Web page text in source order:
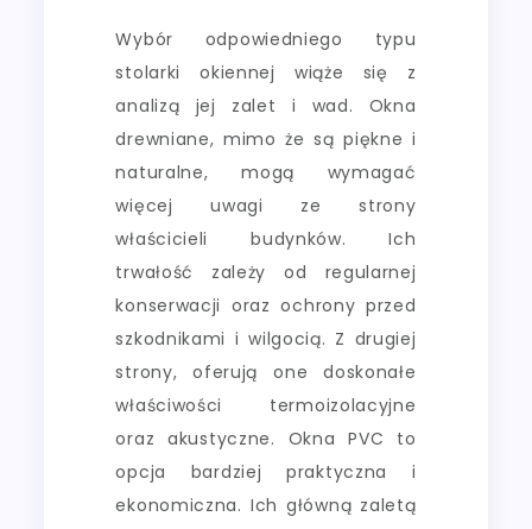
Wybór odpowiedniego typu
stolarki okiennej wiąże się z
analizą jej zalet i wad. Okna
drewniane, mimo że są piękne i
naturalne, mogą wymagać
więcej uwagi ze strony
właścicieli budynków. Ich
trwałość zależy od regularnej
konserwacji oraz ochrony przed
szkodnikami i wilgocią. Z drugiej
strony, oferują one doskonałe
właściwości termoizolacyjne
oraz akustyczne. Okna PVC to
opcja bardziej praktyczna i
ekonomiczna. Ich główną zaletą